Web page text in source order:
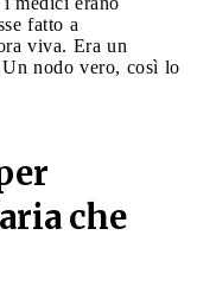
fatto a
viva. Era un
nodo vero, così lo
che